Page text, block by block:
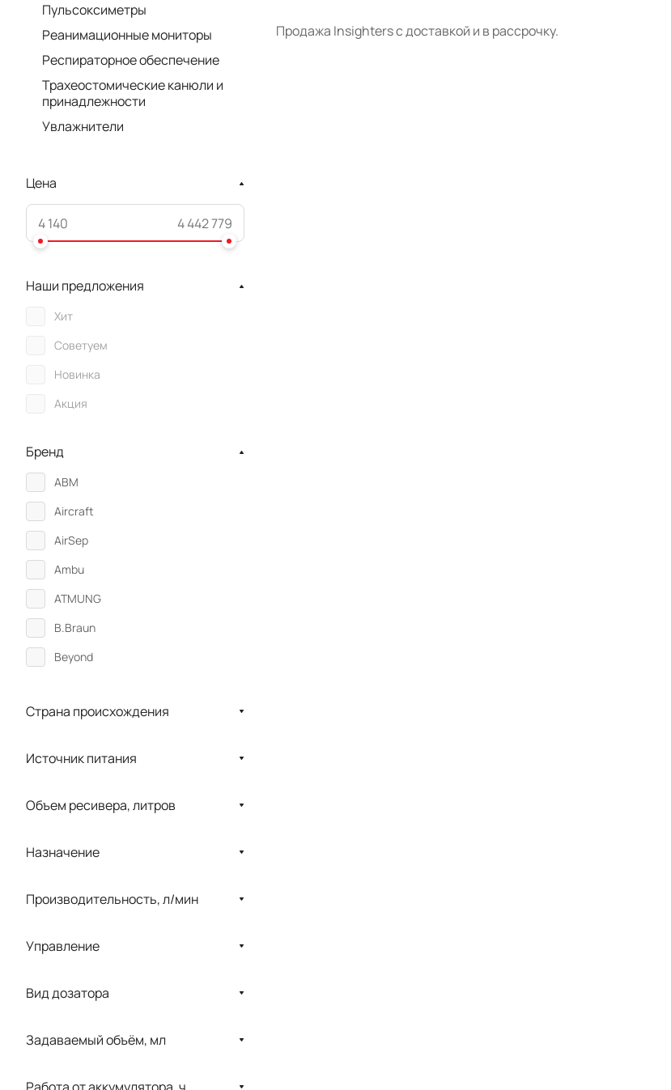
Продажа Insighters с доставкой и в рассрочку.
Пульсоксиметры
Реанимационные мониторы
Респираторное обеспечение
Трахеостомические канюли и
принадлежности
Увлажнители
Цена
Наши предложения
Хит
Советуем
Новинка
Акция
Бренд
ABM
Aircraft
AirSep
Ambu
ATMUNG
B.Braun
Beyond
BITMOS
Cattani
Choicemmed
DIXION
ELEPS
Страна происхождения
Источник питания
Объем ресивера, литров
Назначение
Производительность, л/мин
Управление
Вид дозатора
Задаваемый объём, мл